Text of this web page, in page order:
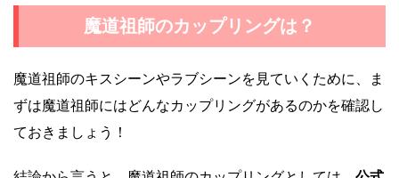
魔道祖師のカップリングは？
魔道祖師のキスシーンやラブシーンを見ていくために、ま
ずは魔道祖師にはどんなカップリングがあるのかを確認し
ておきましょう！